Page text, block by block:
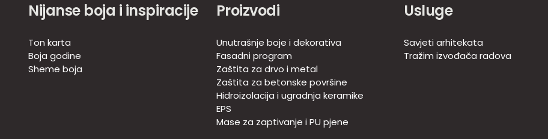
Nijanse boja i inspiracije
Ton karta
Boja godine
Sheme boja
Proizvodi
Unutrašnje boje i dekorativa
Fasadni program
Zaštita za drvo i metal
Zaštita za betonske površine
Hidroizolacija i ugradnja keramike
EPS
Mase za zaptivanje i PU pjene
Usluge
Savjeti arhitekata
Tražim izvođača radova